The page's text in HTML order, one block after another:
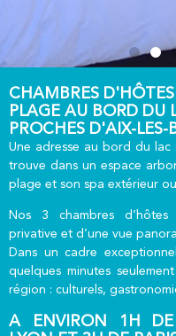
CHAMBRES
PLAGE AU BORD DU
PROCHES D'AIX-LES-
Une adresse au bord du
trouve dans un espace
plage et son spa extérieur
Nos 3 chambres d’hôtes
privative et d’une vue
Dans un cadre
quelques minutes
région : culturels,
AENVIRON 1H DE